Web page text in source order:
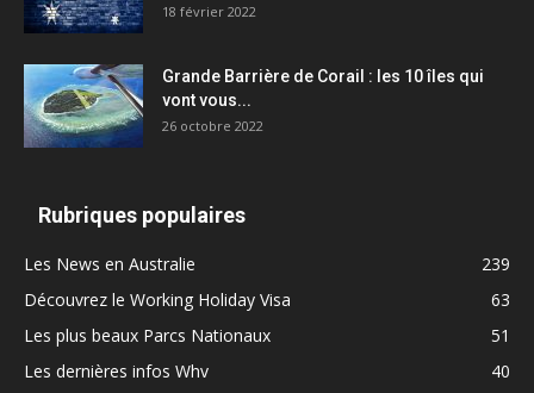
18 février 2022
Grande Barrière de Corail : les 10 îles qui
vont vous...
26 octobre 2022
Rubriques populaires
Les News en Australie
239
Découvrez le Working Holiday Visa
63
Les plus beaux Parcs Nationaux
51
Les dernières infos Whv
40